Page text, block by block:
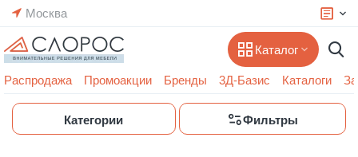
Москва
Каталог
Распродажа Промоакции Бренды 3Д-Базис Каталоги
Категории Фильтры